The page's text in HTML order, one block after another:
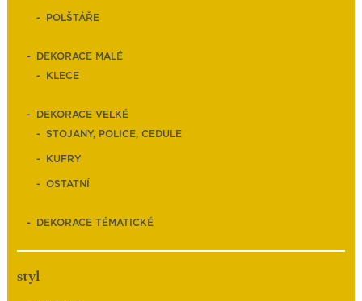
POLŠTÁŘE
DEKORACE MALÉ
KLECE
DEKORACE VELKÉ
STOJANY, POLICE, CEDULE
KUFRY
OSTATNÍ
DEKORACE TÉMATICKÉ
styl